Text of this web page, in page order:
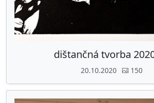
dištančná tvorba
20.10.2020 150